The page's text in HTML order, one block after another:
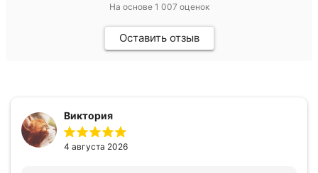
На основе 1 007 оценок
Оставить отзыв
Виктория
4 августа 2026